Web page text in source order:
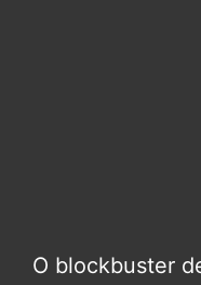
O blockbuster